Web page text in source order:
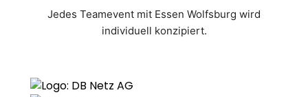
Jedes Teamevent mit Essen Wolfsburg wird
individuell konzipiert.